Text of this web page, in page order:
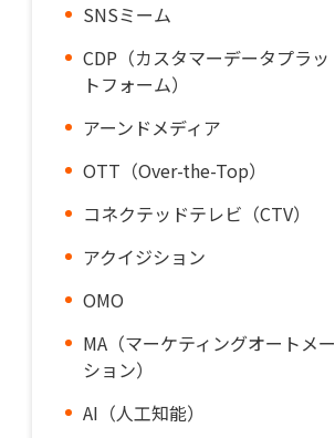
SNSミーム
CDP（カスタマーデータプラッ
トフォーム）
アーンドメディア
OTT（Over-the-Top）
コネクテッドテレビ（CTV）
アクイジション
OMO
MA（マーケティングオートメー
ション）
AI（人工知能）